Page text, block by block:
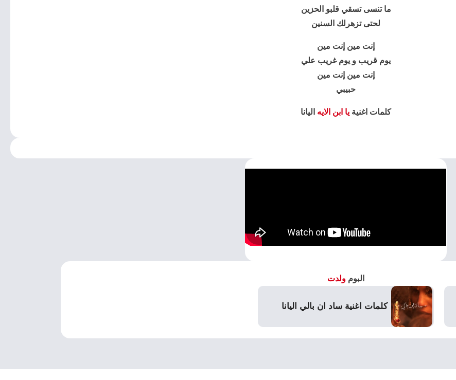
ما تنسى تسقي قلبو الحزين
لحتى تزهرلك السنين
إنت مين إنت مين
يوم قريب و يوم غريب علي
إنت مين إنت مين
حبيبي
كلمات اغنية يا ابن الايه اليانا
البوم ولدت
كلمات اغنية ساد ان بالي اليانا